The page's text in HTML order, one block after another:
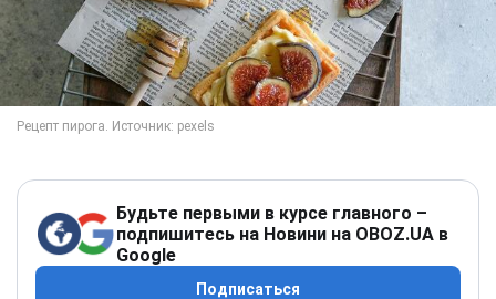
Будьте первыми в курсе главного –
подпишитесь на Новини на OBOZ.UA в
Google
Подписаться